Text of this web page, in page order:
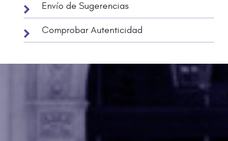
Envío de Sugerencias
Comprobar Autenticidad